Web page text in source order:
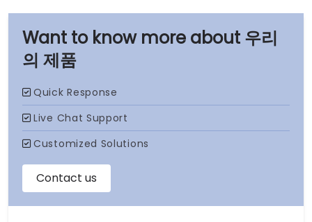
우리
의 제품